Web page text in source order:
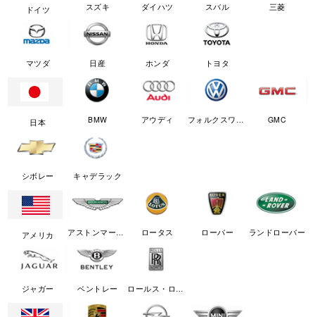
ドイツ スズキ ダイハツ スバル 三菱
マツダ 日産 ホンダ トヨタ
日本 BMW アウディ フォルクスワーゲン GMC
シボレー キャデラック
アメリカ アストンマーチン ロータス ローバー ランドローバー
ジャガー ベントレー ロールス・ロイス